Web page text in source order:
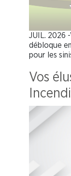
JUIL. 2026
débloque
pour les
Vos